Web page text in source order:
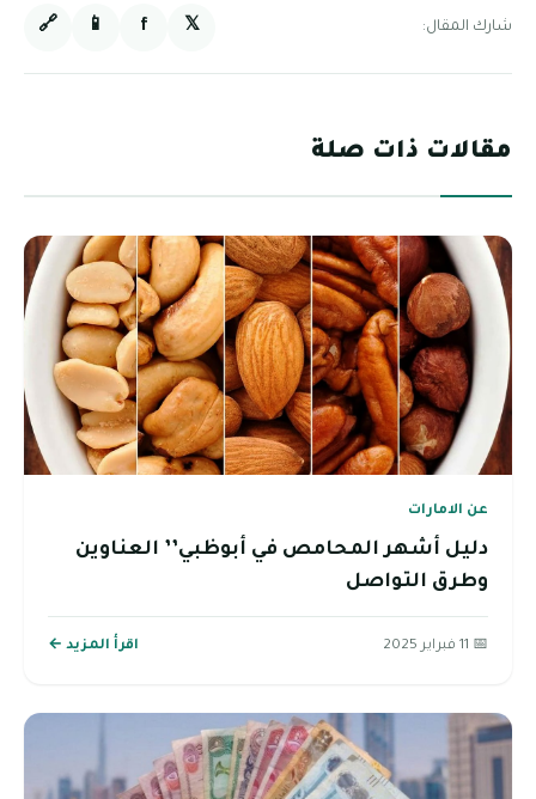
شارك المقال: 𝕏
f
📱
🔗
مقالات ذات صلة
عن الامارات
دليل أشهر المحامص في أبوظبي’’ العناوين
وطرق التواصل
📅 11 فبراير 2025 اقرأ المزيد ←